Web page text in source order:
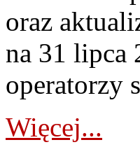
oraz
na 31 lipca
operatorzy
Więcej...